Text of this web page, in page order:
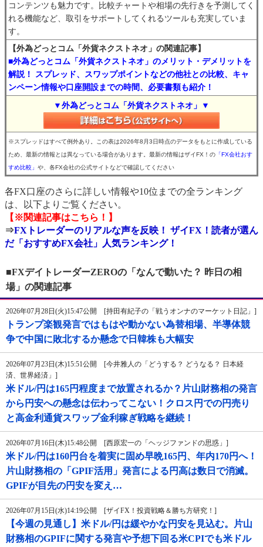
コンテンツも魅力です。比較チャートや相場の先行きを予測してく
れる機能など、取引をサポートしてくれるツールも充実していま
す。
【外為どっとコム「外貨ネクストネオ」の関連記事】
■外為どっとコム「外貨ネクストネオ」のメリット・デメリットを
解説！ スプレッド、スワップポイントなどの他社との比較、キャ
ンペーン情報や口座開設までの時間、必要書類も紹介！
▼外為どっとコム「外貨ネクストネオ」▼
※スプレッドはすべて例外あり。この表は2026年8月3日時点のデータをもとに作成している
ため、最新の情報とは異なっている場合があります。最新の情報はザイFX！の 「FX会社おす
すめ比較」 や、各FX会社の公式サイトなどで確認してください
各FX口座のさらに詳しい情報や10位までの全ランキング
は、以下よりご覧ください。
【※関連記事はこちら！】
⇒FXトレーダーのリアルな声を反映！ ザイFX！読者が選ん
だ「おすすめFX会社」人気ランキング！
■FXデイトレーダーZEROの「なんで動いた？ 昨日の相
場」の関連記事
2026年07月28日(火)15:47公開 [持田有紀子の「戦うオンナのマーケット日記」]
トランプ楽観発言ではもはや動かない為替相場、半導体競
争で中国に敗北するか懸念で日韓株も大幅安
2026年07月23日(木)15:51公開 [今井雅人の「どうする？ どうなる？ 日本経
済、世界経済」]
米ドル/円は165円程度まで放置されるか？片山財務相の発言
から円安への懸念は伝わってこない！クロス円での円売り
と高金利通貨スワップ金利稼ぎ戦略を継続！
2026年07月16日(木)15:48公開 [西原宏一の「ヘッジファンドの思惑」]
米ドル/円は160円台を着実に固め早晩165円、年内170円へ！
片山財務相の「GPIF活用」発言による円高は数日で消滅。
GPIFが目先の円安を変え…
2026年07月15日(水)14:19公開 [ザイFX！投資戦略＆勝ち方研究！]
【今週の見通し】米ドル/円は緩やかな円安を見込む。片山
財務相のGPIFに関する発言や予想下回る米CPIでも米ドル